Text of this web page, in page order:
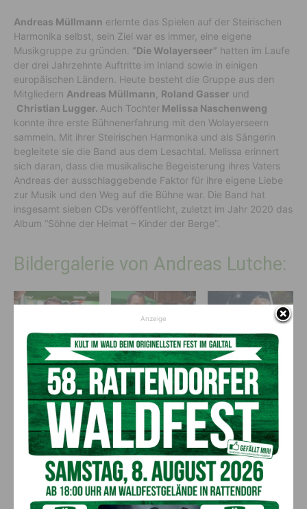
Andreas Müllmann erlernte das Spielen auf der Steirischen
Harmonika selbst, sein Ziel war es immer, eine eigene
Musikgruppe zu gründen. “Die Wolayerseer” hatten im Laufe
der drei Jahrzehnte Auftritte im Inland sowie in einigen
europäischen Ländern. Heute besteht die Gruppe aus den
Mitgliedern Andreas Müllmann Roland Gasser und
Christian Lugger. Auch Tochter Melissa Naschenweng
konnte ihre erste Bühnenerfahrung mit den Wolayerseern
sammeln. Mit ihrer Steirischen Harmonika und als Sängerin
begleitete sie die Band aus dem Lesachtal. Melissa erinnert
sich daran, dass die musikalische Begeisterung ihres Vaters
Andreas der ausschlaggebende Faktor für ihre eigene Liebe
zur Musik und den Weg auf die Bühne war. Die Band hat
insgesamt sieben CDs veröffentlicht, zuletzt im Jahr 2020 das
Album “Söhne der Heimat – Kinder der Berge”.
Bildergalerie von Andreas Lutche:
Anzeige